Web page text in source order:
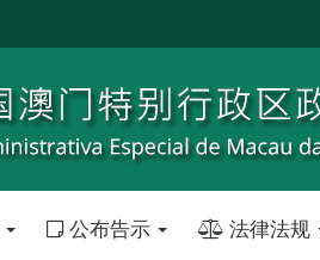
公布告示 法律法规